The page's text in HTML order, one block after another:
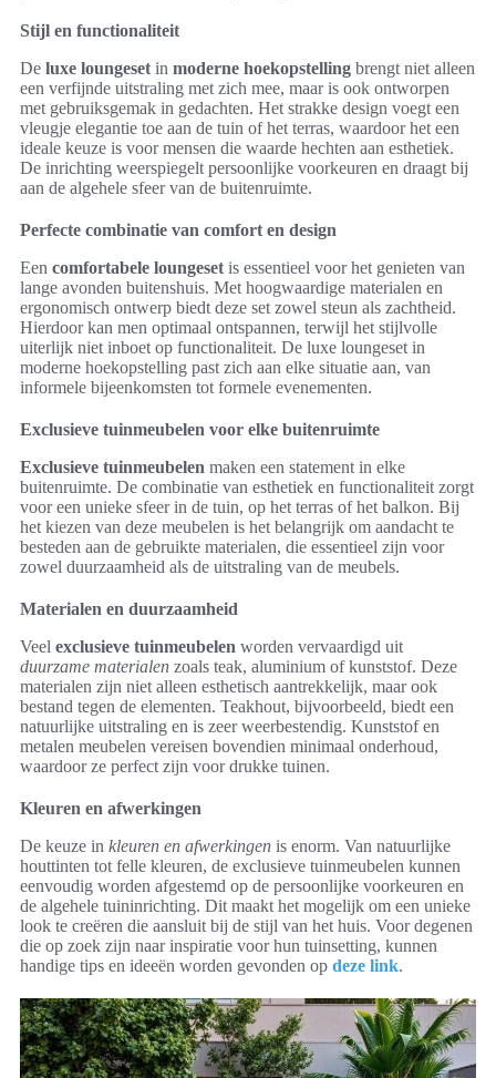
Stijl en functionaliteit
De luxe loungeset in moderne hoekopstelling brengt niet alleen
een verfijnde uitstraling met zich mee, maar is ook ontworpen
met gebruiksgemak in gedachten. Het strakke design voegt een
vleugje elegantie toe aan de tuin of het terras, waardoor het een
ideale keuze is voor mensen die waarde hechten aan esthetiek.
De inrichting weerspiegelt persoonlijke voorkeuren en draagt bij
aan de algehele sfeer van de buitenruimte.
Perfecte combinatie van comfort en design
Een comfortabele loungeset is essentieel voor het genieten van
lange avonden buitenshuis. Met hoogwaardige materialen en
ergonomisch ontwerp biedt deze set zowel steun als zachtheid.
Hierdoor kan men optimaal ontspannen, terwijl het stijlvolle
uiterlijk niet inboet op functionaliteit. De luxe loungeset in
moderne hoekopstelling past zich aan elke situatie aan, van
informele bijeenkomsten tot formele evenementen.
Exclusieve tuinmeubelen voor elke buitenruimte
Exclusieve tuinmeubelen maken een statement in elke
buitenruimte. De combinatie van esthetiek en functionaliteit zorgt
voor een unieke sfeer in de tuin, op het terras of het balkon. Bij
het kiezen van deze meubelen is het belangrijk om aandacht te
besteden aan de gebruikte materialen, die essentieel zijn voor
zowel duurzaamheid als de uitstraling van de meubels.
Materialen en duurzaamheid
Veel exclusieve tuinmeubelen worden vervaardigd uit
duurzame materialen zoals teak, aluminium of kunststof. Deze
materialen zijn niet alleen esthetisch aantrekkelijk, maar ook
bestand tegen de elementen. Teakhout, bijvoorbeeld, biedt een
natuurlijke uitstraling en is zeer weerbestendig. Kunststof en
metalen meubelen vereisen bovendien minimaal onderhoud,
waardoor ze perfect zijn voor drukke tuinen.
Kleuren en afwerkingen
De keuze in kleuren en afwerkingen is enorm. Van natuurlijke
houttinten tot felle kleuren, de exclusieve tuinmeubelen kunnen
eenvoudig worden afgestemd op de persoonlijke voorkeuren en
de algehele tuininrichting. Dit maakt het mogelijk om een unieke
look te creëren die aansluit bij de stijl van het huis. Voor degenen
die op zoek zijn naar inspiratie voor hun tuinsetting, kunnen
handige tips en ideeën worden gevonden op deze link.